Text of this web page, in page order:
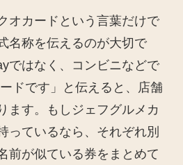
オカードという言葉だけで
名称を伝えるのが大切で
ではなく、コンビニなどで
ドです」と伝えると、店舗
ます。もしジェフグルメカ
っているなら、それぞれ別
前が似ている券をまとめて